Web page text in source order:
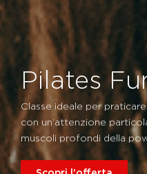
Pilates
Classe ideale per
con un’attenzione
muscoli profondi della